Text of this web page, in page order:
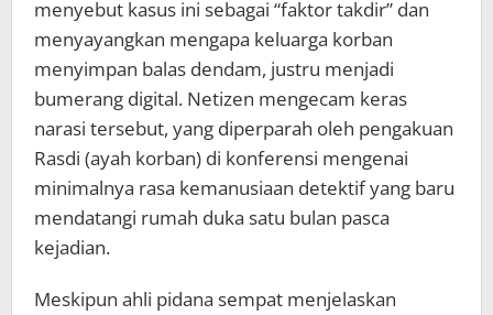
menyebut kasus ini sebagai “faktor takdir” dan
menyayangkan mengapa keluarga korban
menyimpan balas dendam, justru menjadi
bumerang digital. Netizen mengecam keras
narasi tersebut, yang diperparah oleh pengakuan
Rasdi (ayah korban) di konferensi mengenai
minimalnya rasa kemanusiaan detektif yang baru
mendatangi rumah duka satu bulan pasca
kejadian.
Meskipun ahli pidana sempat menjelaskan